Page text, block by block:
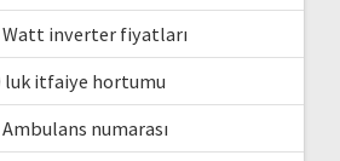
Watt inverter fiyatları
luk itfaiye hortumu
Ambulans numarası